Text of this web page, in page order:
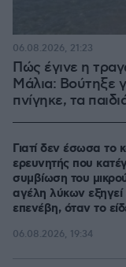
Πώς έγινε η
Μάλια: Βούτηξε
πνίγηκε, τα
06.08.2026, 21:23
Γιατί δεν έσωσα το
ερευνητής που
συμβίωση του
αγέλη λύκων εξηγεί
επενέβη, όταν το
06.08.2026, 19:34